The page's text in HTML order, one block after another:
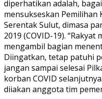
diperhatikan adalah,
mensukseskan Pemilihan
Serentak Sulut, dimasa
2019 (COVID-19).
mengambil bagian
Diingatkan, tetap patuhi
jangan sampai selesai
korban COVID
diiakan anggota tim